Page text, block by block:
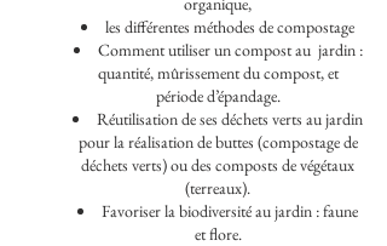
les différentes méthodes de compostage
Comment utiliser un compost au jardin :
quantité, mûrissement du compost, et
période d’épandage.
Réutilisation de ses déchets verts au jardin
pour la réalisation de buttes (compostage de
déchets verts) ou des composts de végétaux
(terreaux).
Favoriser la biodiversité au jardin : faune
et flore.